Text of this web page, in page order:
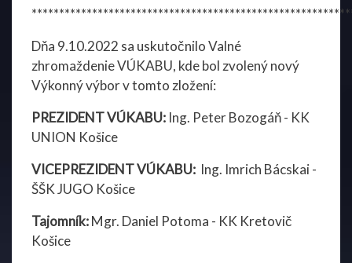
Dňa 9.10.2022 sa uskutočnilo Valné
zhromaždenie VÚKABU, kde bol zvolený nový
Výkonný výbor v tomto zložení:
PREZIDENT VÚKABU: Ing. Peter Bozogáň - KK
UNION Košice
VICEPREZIDENT VÚKABU: Ing. Imrich Bácskai -
ŠŠK JUGO Košice
Tajomník:Mgr. Daniel Potoma - KK Kretovič
Košice